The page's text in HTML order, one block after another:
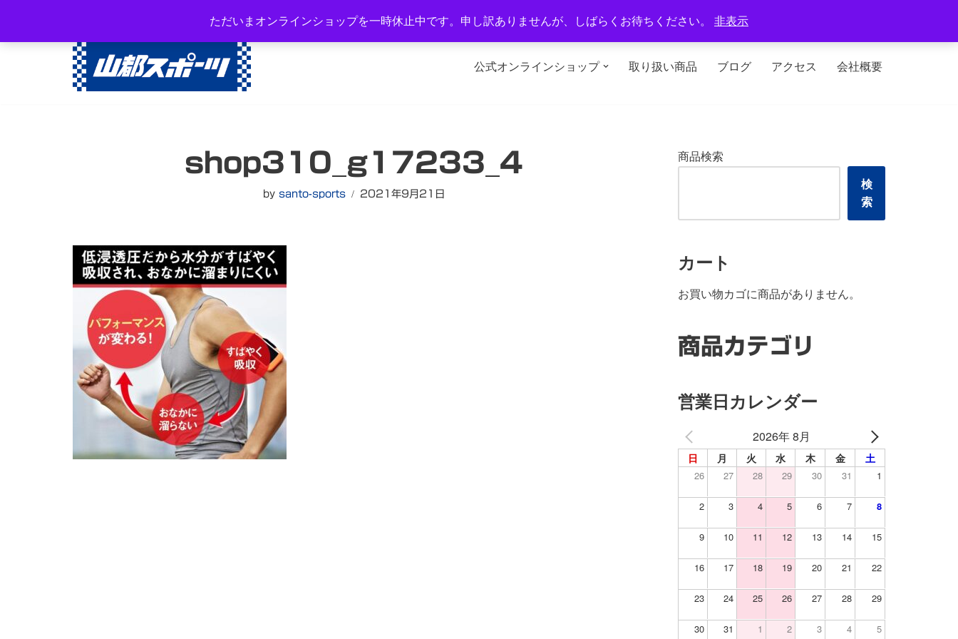
ただいまオンラインショップを一時休止中です。申し訳ありませんが、しばらくお待ちください。 非表示
コ
岐阜県高山市西之一色町3-1081-2 TEL：0577-34-3434 営業時間：午前10時～午後6時 定休日：火曜日、水曜日
公式オンラインショップ 取り扱い商品 ブログ アクセス 会社概要
shop310_g17233_4
by santo-sports 2021年9月21日
商品検索
検
索
カート
お買い物カゴに商品がありません。
商品カテゴリ
営業日カレンダー
2026年 8月
日 月 火 水 木 金 土
26 27 28 29 30 31 1
2 3 4 5 6 7 8
9 10 11 12 13 14 15
16 17 18 19 20 21 22
23 24 25 26 27 28 29
30 31 1 2 3 4 5